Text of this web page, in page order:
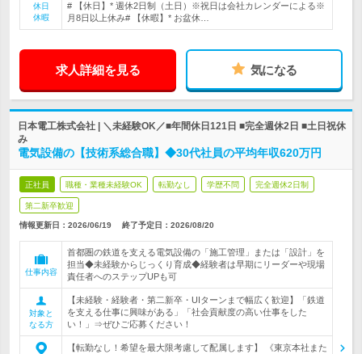
休日
休暇
# 【休日】* 週休2日制（土日）※祝日は会社カレンダーによる※
月8日以上休み# 【休暇】* お盆休…
求人詳細を見る 気になる
日本電工株式会社 | ＼未経験OK／■年間休日121日 ■完全週休2日 ■土日祝休
み
電気設備の【技術系総合職】◆30代社員の平均年収620万円
正社員 職種・業種未経験OK 転勤なし 学歴不問 完全週休2日制
第二新卒歓迎
情報更新日：2026/06/19 終了予定日： 2026/08/20
仕事内容
首都圏の鉄道を支える電気設備の「施工管理」または「設計」を
担当◆未経験からじっくり育成◆経験者は早期にリーダーや現場
責任者へのステップUPも可
対象と
なる方
【未経験・経験者・第二新卒・UIターンまで幅広く歓迎】「鉄道
を支える仕事に興味がある」「社会貢献度の高い仕事をした
い！」⇒ぜひご応募ください！
【転勤なし！希望を最大限考慮して配属します】 《東京本社また